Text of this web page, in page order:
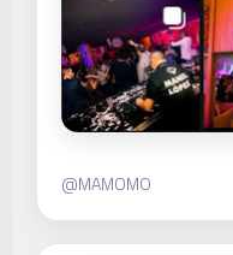
@MAMOMO